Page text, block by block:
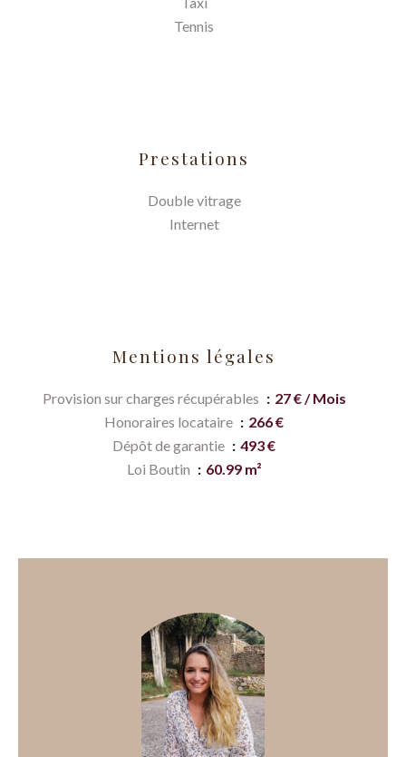
Tennis
Prestations
Double vitrage
Internet
Mentions légales
Provision sur charges récupérables
27 € / Mois
Honoraires locataire
266 €
Dépôt de garantie
493 €
Loi Boutin
60.99 m²